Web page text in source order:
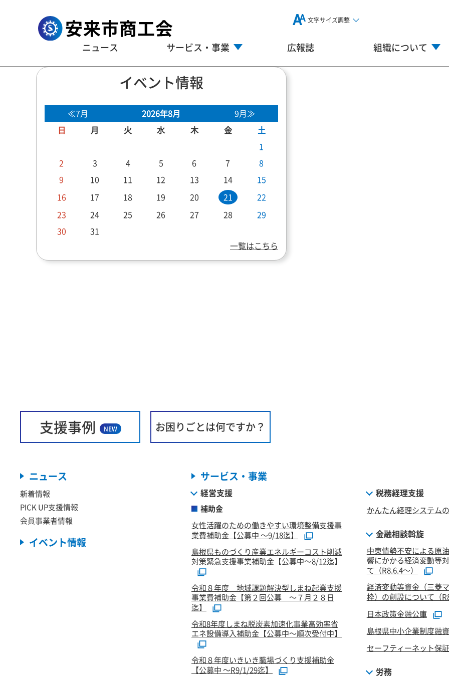
文字サイズ調整
ニュース サービス・事業 広報誌 組織について
イベント情報
≪7月 2026年8月
9月≫
日
月 火 水 木 金
土
1
2
3 4 5 6 7
8
9
10 11 12 13 14
15
16
17 18 19 20 21
22
23
24 25 26 27 28
29
30
31
一覧はこちら
支援事例 NEW お困りごとは何ですか？
ニュース
新着情報
PICK UP支援情報
会員事業者情報
イベント情報
サービス・事業
経営支援
補助金
女性活躍のための働きやすい環境整備支援事
業費補助金【公募中 ～9/18迄】
島根県ものづくり産業エネルギーコスト削減
対策緊急支援事業補助金【公募中～8/12迄】
令和８年度 地域課題解決型しまね起業支援
事業費補助金【第２回公募 ～７月２８日
迄】
令和8年度しまね脱炭素加速化事業高効率省
エネ設備導入補助金【公募中～順次受付中】
令和８年度いきいき職場づくり支援補助金
【公募中 ～R9/1/29迄】
税務経理支援
かんたん経理システム
金融相談斡旋
中東情勢不安による原
響にかかる経済変動等
て（R8.6.4～）
経済変動等資金（三菱
枠）の創設について（
日本政策金融公庫
島根県中小企業制度融資
セーフティーネット保
労務